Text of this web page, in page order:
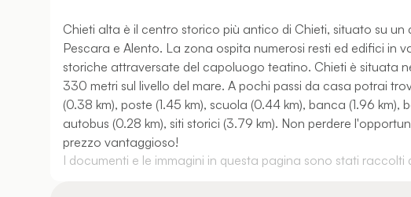
Chieti alta è il centro storico più antico di Chieti, situato su
Pescara e Alento. La zona ospita numerosi resti ed edifici in
storiche attraversate del capoluogo teatino. Chieti è situata
330 metri sul livello del mare. A pochi passi da casa potrai
(0.38 km), poste (1.45 km), scuola (0.44 km), banca (1.96
autobus (0.28 km), siti storici (3.79 km). Non perdere
prezzo vantaggioso!
I documenti e le immagini in questa pagina sono stati